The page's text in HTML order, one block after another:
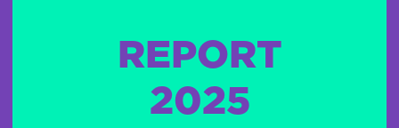
REPORT
2025